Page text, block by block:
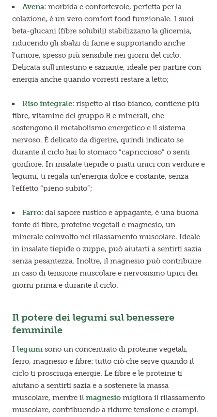
Avena: morbida e confortevole, perfetta per la
colazione, è un vero comfort food funzionale. I suoi
beta-glucani (fibre solubili) stabilizzano la glicemia,
riducendo gli sbalzi di fame e supportando anche
l'umore, spesso più sensibile nei giorni del ciclo.
Delicata sull'intestino e saziante, ideale per partire con
energia anche quando vorresti restare a letto;
Riso integrale: rispetto al riso bianco, contiene più
fibre, vitamine del gruppo B e minerali, che
sostengono il metabolismo energetico e il sistema
nervoso. È delicato da digerire, quindi indicato se
durante il ciclo hai lo stomaco “capriccioso” o senti
gonfiore. In insalate tiepide o piatti unici con verdure e
legumi, ti regala un'energia dolce e costante, senza
l'effetto “pieno subito”;
Farro: dal sapore rustico e appagante, è una buona
fonte di fibre, proteine vegetali e magnesio, un
minerale coinvolto nel rilassamento muscolare. Ideale
in insalate tiepide o zuppe, può aiutarti a sentirti sazia
senza pesantezza. Inoltre, il magnesio può contribuire
in caso di tensione muscolare e nervosismo tipici dei
giorni prima e durante il ciclo.
Il potere dei legumi sul benessere
femminile
I legumi sono un concentrato di proteine vegetali,
ferro, magnesio e fibre: tutto ciò che serve quando il
ciclo ti prosciuga energie. Le fibre e le proteine ti
aiutano a sentirti sazia e a sostenere la massa
muscolare, mentre il magnesio migliora il rilassamento
muscolare, contribuendo a ridurre tensione e crampi.